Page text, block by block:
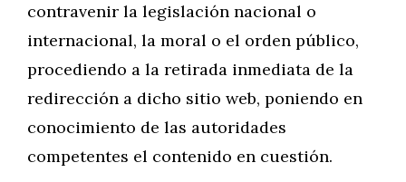
contravenir la legislación nacional o
internacional, la moral o el orden público,
procediendo a la retirada inmediata de la
redirección a dicho sitio web, poniendo en
conocimiento de las autoridades
competentes el contenido en cuestión.